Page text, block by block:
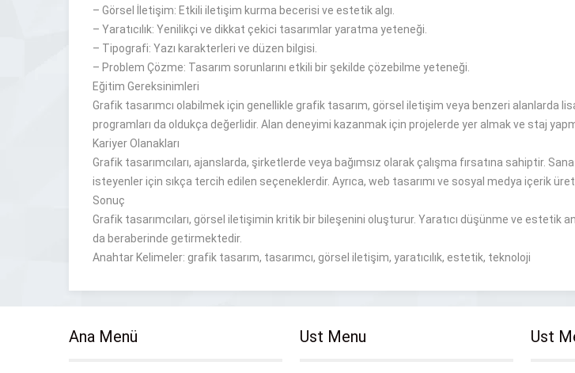
– Görsel İletişim: Etkili iletişim kurma becerisi ve estetik algı
– Yaratıcılık: Yenilikçi ve dikkat çekici tasarımlaryaratma yeteneği.
– Tipografi: Yazı karakterleri ve düzen bilgisi.
– Problem Çözme: Tasarım sorunlarını etkili bir şekilde çözebilme yeteneği
Eğitim Gereksinimleri
Grafik tasarımcı olabilmek için genellikle grafik tasarım, görsel iletişim veya benzeri alanlarda
programları da oldukça değerlidir. Alan deneyimi kazanmak için projelerde yer almak ve staj
Kariyer Olanakları
Grafik tasarımcıları, ajanslarda, şirketlerde veya bağımsız olarak çalışma fırsatına sahiptir.
isteyenler için sıkça tercih edilen seçeneklerdir. Ayrıca, web tasarımı ve sosyal medya içerik
Sonuç
Grafik tasarımcıları, görsel iletişimin kritik bir bileşenini oluşturur. Yaratıcı düşünme ve estetik
da beraberinde getirmektedir.
Anahtar Kelimeler: grafik tasarım, tasarımcı, görsel iletişim, yaratıcılık, estetik, teknoloji
Ana Menü Ust Menu Ust